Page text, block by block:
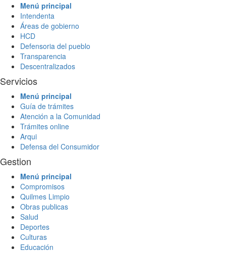
Menú principal
Intendenta
Áreas de gobierno
HCD
Defensoria del pueblo
Transparencia
Descentralizados
Servicios
Menú principal
Guía de trámites
Atención a la Comunidad
Trámites online
Arqui
Defensa del Consumidor
Gestion
Menú principal
Compromisos
Quilmes Limpio
Obras publicas
Salud
Deportes
Culturas
Educación